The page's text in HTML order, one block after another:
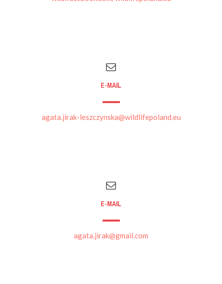
E-MAIL
agata.jirak-leszczynska@wildlifepoland.eu
E-MAIL
agata.jirak@gmail.com